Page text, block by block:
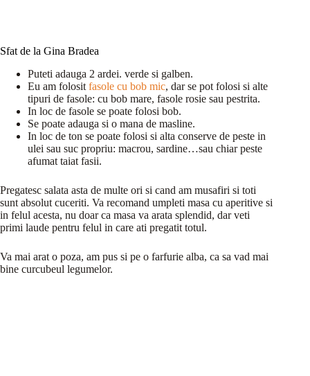
Sfat de la Gina Bradea
Puteti adauga 2 ardei. verde si galben.
Eu am folosit fasole cu bob mic, dar se pot folosi si alte
tipuri de fasole: cu bob mare, fasole rosie sau pestrita.
In loc de fasole se poate folosi bob.
Se poate adauga si o mana de masline.
In loc de ton se poate folosi si alta conserve de peste in
ulei sau suc propriu: macrou, sardine…sau chiar peste
afumat taiat fasii.
Pregatesc salata asta de multe ori si cand am musafiri si toti
sunt absolut cuceriti. Va recomand umpleti masa cu aperitive si
in felul acesta, nu doar ca masa va arata splendid, dar veti
primi laude pentru felul in care ati pregatit totul.
Va mai arat o poza, am pus si pe o farfurie alba, ca sa vad mai
bine curcubeul legumelor.